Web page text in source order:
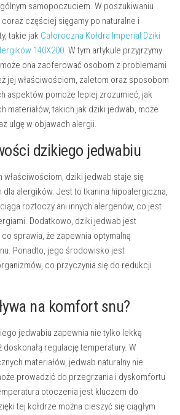
samopoczuciem. W poszukiwaniu
częściej sięgamy po naturalne i
takie jak Całoroczna Kołdra Imperial Dziki
140X200. W tym artykule przyjrzymy
ona zaoferować osobom z problemami
jej właściwościom, zaletom oraz sposobom
aspektów pomoże lepiej zrozumieć, jak
materiałów, takich jak dziki jedwab, może
ulgę w objawach alergii.
dzikiego jedwabiu
właściwościom, dziki jedwab staje się
dla alergików. Jest to tkanina hipoalergiczna,
roztoczy ani innych alergenów, co jest
Dodatkowo, dziki jedwab jest
sprawia, że zapewnia optymalną
Ponadto, jego środowisko jest
co przyczynia się do redukcji
na komfort snu?
jedwabiu zapewnia nie tylko lekką
regulację temperatury. W
materiałów, jedwab naturalny nie
prowadzić do przegrzania i dyskomfortu
otoczenia jest kluczem do
tej kołdrze można cieszyć się ciągłym